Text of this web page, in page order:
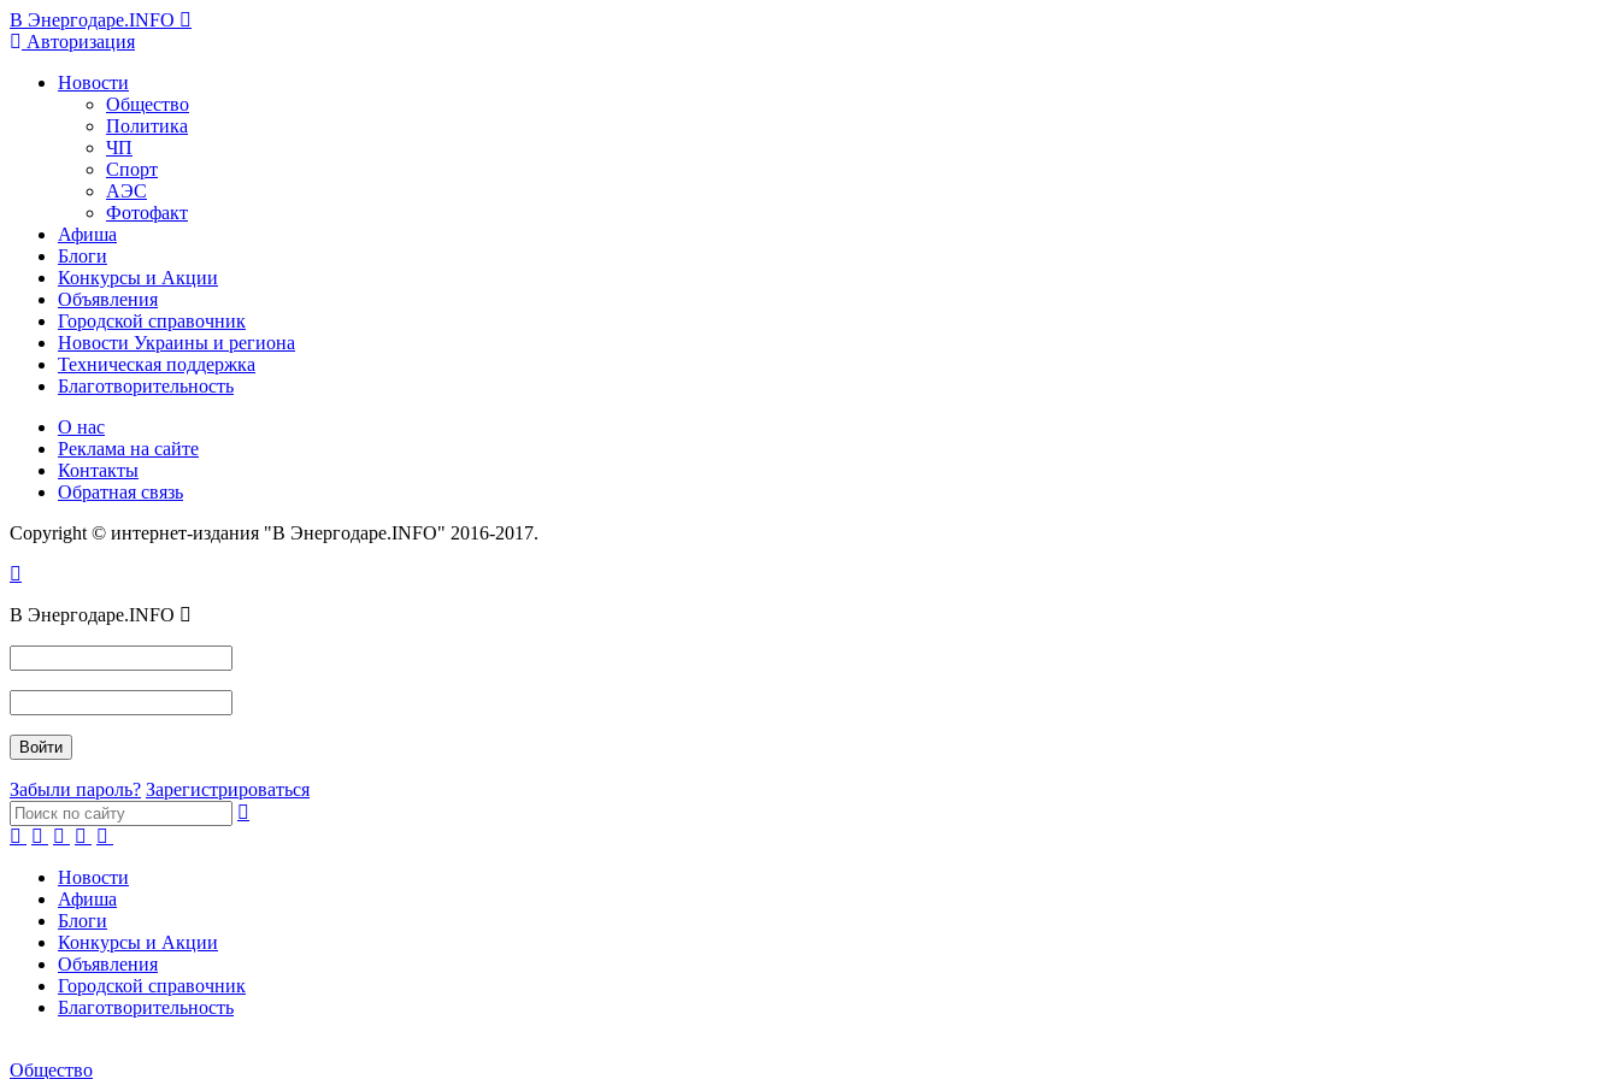
В Энергодаре.INFO
Авторизация
Новости
Общество
Политика
ЧП
Спорт
АЭС
Фотофакт
Афиша
Блоги
Конкурсы и Акции
Объявления
Городской справочник
Новости Украины и региона
Техническая поддержка
Благотворительность
О нас
Реклама на сайте
Контакты
Обратная связь
Copyright © интернет-издания "В Энергодаре.INFO" 2016-2017.
В Энергодаре.INFO
Забыли пароль? Зарегистрироваться
Новости
Афиша
Блоги
Конкурсы и Акции
Объявления
Городской справочник
Благотворительность
Общество